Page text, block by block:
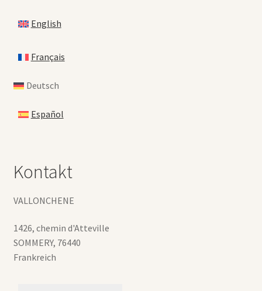
English
Français
Deutsch
Español
Kontakt
VALLONCHENE
1426, chemin d'Atteville
SOMMERY, 76440
Frankreich